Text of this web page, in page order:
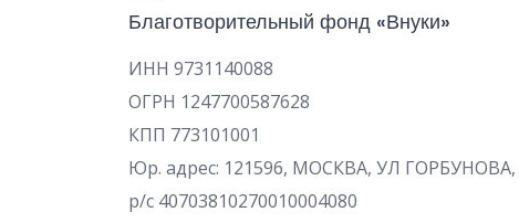
Благотворительный фонд «Внуки»
ИНН 9731140088
ОГРН 1247700587628
КПП 773101001
Юр. адрес: 121596, МОСКВА, УЛ
р/c 40703810270010004080